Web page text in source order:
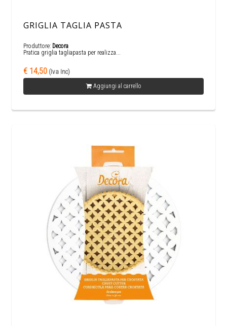
GRIGLIA TAGLIA PASTA
Produttore: Decora
Pratica griglia tagliapasta per realizza...
€ 14,50 (Iva Inc)
Aggiungi al carrello